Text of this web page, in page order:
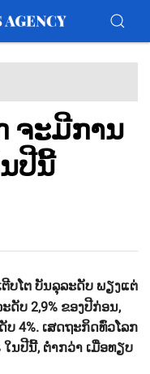
ຈະມີການ
ປີນີ້
ບ​ໂຕ ​ບັນ​ລຸ​ລະ​ດັບ​ ພຽງ​ແຕ່
ດັບ 2,9% ຂອງ​ປີ​ກ່ອນ,
4%. ເສດ​ຖະ​ກິດ​ທົ່ວ​ໂລກ​
ນ​ປີ​ນີ້, ຕ່ຳ​ກວ່າ ​ເມື່ອ​ທຽບ​